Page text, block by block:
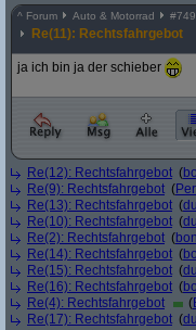
^ Forum Auto & Motorrad #
Re(11): Rechtsfahrgebot
ja ich bin ja der schieber
Re(12): Rechtsfahrgebot (
Re(9): Rechtsfahrgebot (
Re(13): Rechtsfahrgebot (
Re(10): Rechtsfahrgebot (
Re(2): Rechtsfahrgebot (
Re(14): Rechtsfahrgebot (
Re(15): Rechtsfahrgebot (
Re(16): Rechtsfahrgebot (
Re(4): Rechtsfahrgebot
(
Re(17): Rechtsfahrgebot (